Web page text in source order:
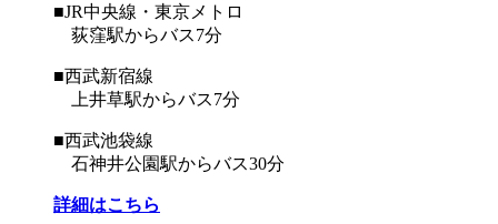
■JR中央線・東京メトロ
荻窪駅からバス7分
■西武新宿線
上井草駅からバス7分
■西武池袋線
石神井公園駅からバス30分
詳細はこちら